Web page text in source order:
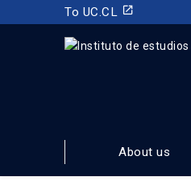
To UC.CL launch
Y
FACULTAD DEAbout us